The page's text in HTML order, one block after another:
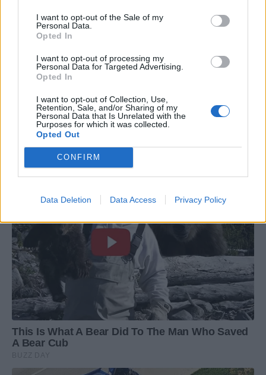
I want to opt-out of the Sale of my
Personal Data.
Opted In
I want to opt-out of processing my
Personal Data for Targeted Advertising.
Opted In
I want to opt-out of Collection, Use,
Retention, Sale, and/or Sharing of my
Personal Data that Is Unrelated with the
Purposes for which it was collected.
Opted Out
CONFIRM
Data Deletion Data Access Privacy Policy